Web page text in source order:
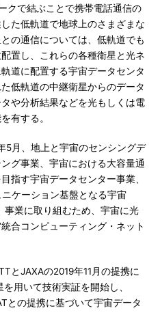
クで結ぶことで携帯電話通信の
た低軌道で地球上のさまざまな
の通信については、低軌道でも
置し、これらの各種衛星と光ネ
道に配置する宇宙データセンタ
低軌道の中継衛星からのデータ
や分析結果などを光もしくは電
有する。
月、地上と宇宙のセンシングデ
グ事業、宇宙における大容量通
指す宇宙データセンター事業、
ケーション基盤となる宇宙
業に取り組むため、宇宙に光
合コンピューティング・ネット
とJAXAの2019年11月の提携に
用いて技術実証を開始し、
との提携に基づいて宇宙データ